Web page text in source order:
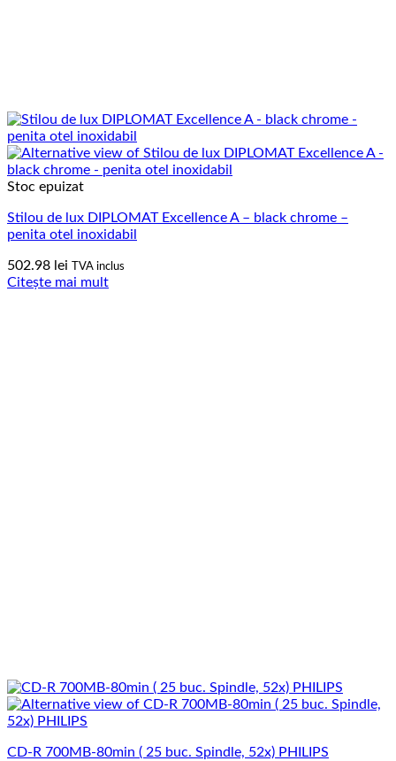
Stoc epuizat
Stilou de lux DIPLOMAT Excellence A – black chrome –
penita otel inoxidabil
502.98 lei TVA inclus
Citește mai mult
CD-R 700MB-80min ( 25 buc. Spindle, 52x) PHILIPS